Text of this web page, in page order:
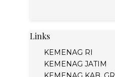
Links
KEMENAG RI
KEMENAG JATIM